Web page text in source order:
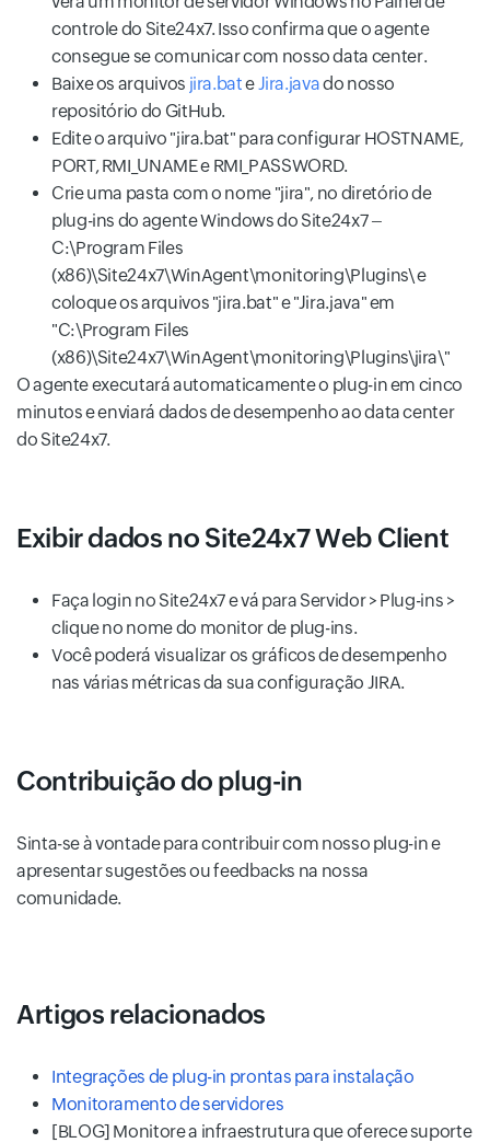
controle do Site24x7. Isso confirma que o agente
consegue se comunicar com nosso data center.
Baixe os arquivos jira.bateJira.javado nosso
repositório do GitHub.
Edite o arquivo "jira.bat" para configurar HOSTNAME,
PORT, RMI_UNAME e RMI_PASSWORD.
Crie uma pasta com o nome "jira", no diretório de
plug-ins do agente Windows do Site24x7 –
C:\Program Files
(x86)\Site24x7\WinAgent\monitoring\Plugins\ e
coloque os arquivos "jira.bat" e "Jira.java" em
"C:\Program Files
(x86)\Site24x7\WinAgent\monitoring\Plugins\jira\"
O agente executará automaticamente o plug-in em cinco
minutos e enviará dados de desempenho ao data center
do Site24x7.
Exibir dados no Site24x7 Web Client
Faça login no Site24x7 e vá para Servidor > Plug-ins >
clique no nome do monitor de plug-ins.
Você poderá visualizar os gráficos de desempenho
nas várias métricas da sua configuração JIRA.
Contribuição do plug-in
Sinta-se à vontade para contribuir com nosso plug-in e
apresentar sugestões ou feedbacks na nossa
comunidade.
Artigos relacionados
Integrações de plug-in prontas para instalação
Monitoramento de servidores
[BLOG] Monitore a infraestrutura que oferece suporte